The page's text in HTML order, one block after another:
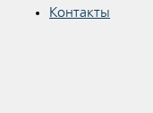
Контакты